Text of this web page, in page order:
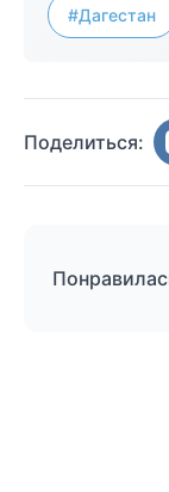
#Дагестан
Поделиться: